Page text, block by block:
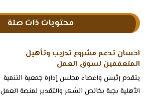
محتويات ذات صلة
احسان تدعم مشروع تدريب وتأهيل
المتعففين لسوق العمل
‏يتقدم رئيس واعضاء مجلس إدارة جمعية التنمية
الأهلية بجبة بخالص الشكر والتقدير لمنصة العمل